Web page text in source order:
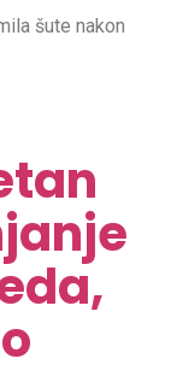
šute nakon